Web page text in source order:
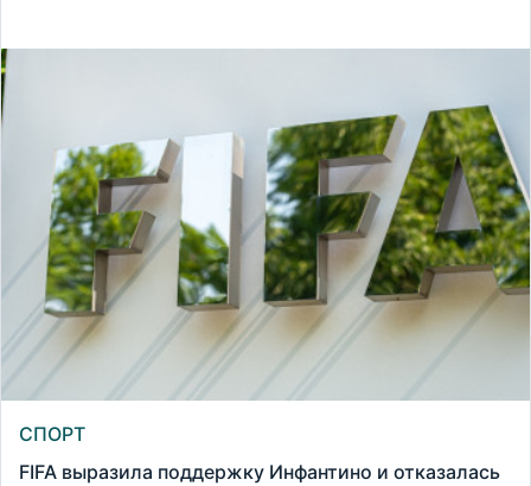
СПОРТ
FIFA выразила поддержку Инфантино и отказалась